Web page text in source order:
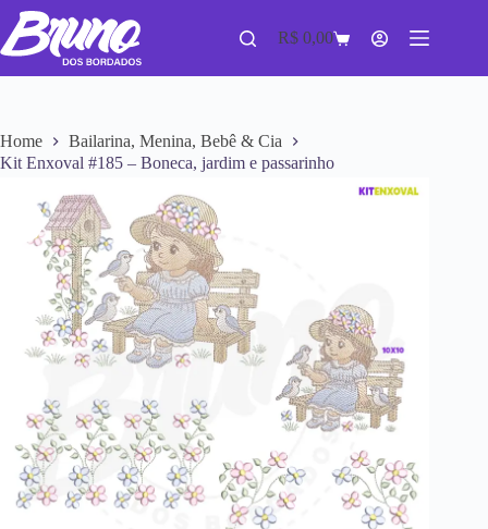
R$ 0,00
Home
Bailarina, Menina, Bebê & Cia
Kit Enxoval #185 – Boneca, jardim e passarinho